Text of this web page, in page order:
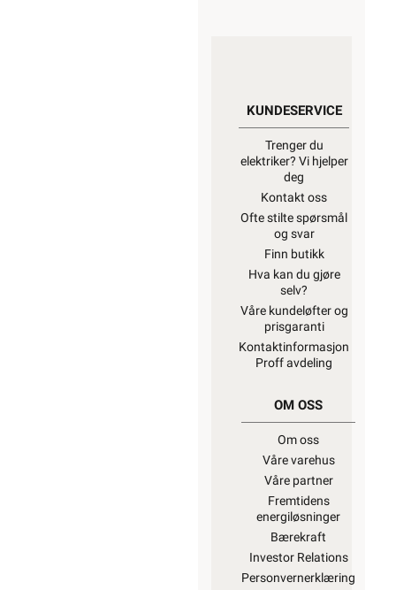
KUNDESERVICE
Trenger du
elektriker? Vi hjelper
deg
Kontakt oss
Ofte stilte spørsmål
og svar
Finn butikk
Hva kan du gjøre
selv?
Våre kundeløfter og
prisgaranti
Kontaktinformasjon
Proff avdeling
OM OSS
Om oss
Våre varehus
Våre partner
Fremtidens
energiløsninger
Bærekraft
Investor Relations
Personvernerklæring